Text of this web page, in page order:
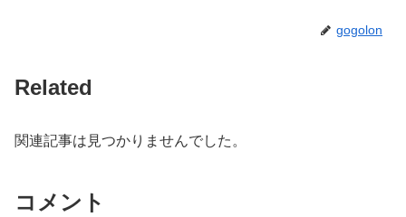
gogolon
Related
関連記事は見つかりませんでした。
コメント